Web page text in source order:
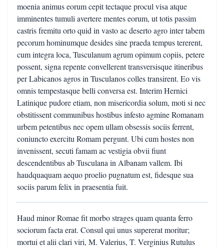
moenia animus eorum cepit tectaque procul visa atque
imminentes tumuli avertere mentes eorum, ut totis passim
castris fremitu orto quid in vasto ac deserto agro inter tabem
pecorum hominumque desides sine praeda tempus tererent,
cum integra loca, Tusculanum agrum opimum copiis, petere
possent, signa repente convellerent transversisque itineribus
per Labicanos agros in Tusculanos colles transirent. Eo vis
omnis tempestasque belli conversa est. Interim Hernici
Latinique pudore etiam, non misericordia solum, moti si nec
obstitissent communibus hostibus infesto agmine Romanam
urbem petentibus nec opem ullam obsessis sociis ferrent,
coniuncto exercitu Romam pergunt. Ubi cum hostes non
invenissent, secuti famam ac vestigia obvii fiunt
descendentibus ab Tusculana in Albanam vallem. Ibi
haudquaquam aequo proelio pugnatum est, fidesque sua
sociis parum felix in praesentia fuit.
Haud minor Romae fit morbo strages quam quanta ferro
sociorum facta erat. Consul qui unus supererat moritur;
mortui et alii clari viri, M. Valerius, T. Verginius Rutulus